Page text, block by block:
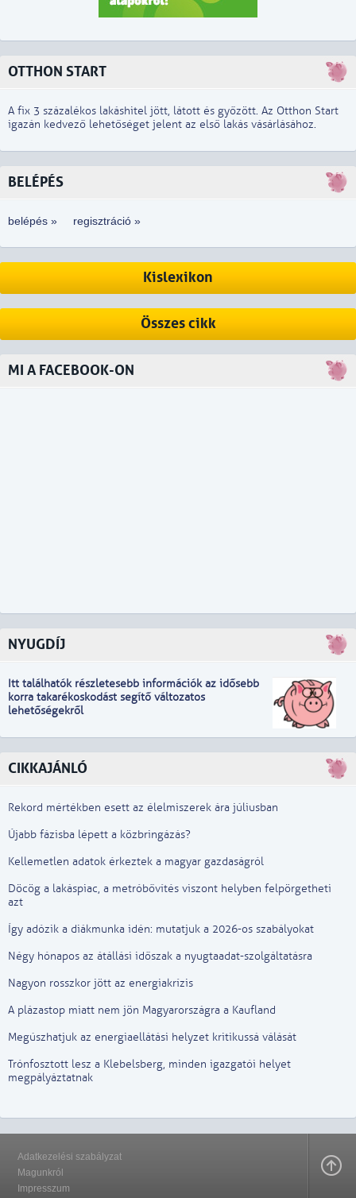
OTTHON START
A fix 3 százalékos lakáshitel jött, látott és győzött. Az Otthon Start
igazán kedvező lehetőséget jelent az első lakás vásárlásához.
BELÉPÉS
belépés » regisztráció »
Kislexikon
Összes cikk
MI A FACEBOOK-ON
NYUGDÍJ
Itt találhatók részletesebb információkaz idősebb
korra takarékoskodást segítő változatos
lehetőségekről
CIKKAJÁNLÓ
Rekord mértékben esett az élelmiszerek ára júliusban
Újabb fázisba lépett a közbringázás?
Kellemetlen adatok érkeztek a magyar gazdaságról
Döcög a lakáspiac, a metróbővítés viszont helyben felpörgetheti
azt
Így adózik a diákmunka idén: mutatjuk a 2026-os szabályokat
Négy hónapos az átállási időszak a nyugtaadat-szolgáltatásra
Nagyon rosszkor jött az energiakrízis
A plázastop miatt nem jön Magyarországra a Kaufland
Megúszhatjuk az energiaellátási helyzet kritikussá válását
Trónfosztott lesz a Klebelsberg, minden igazgatói helyet
megpályáztatnak
Adatkezelési szabályzat
Magunkról
Impresszum